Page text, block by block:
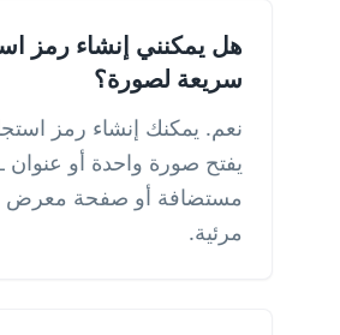
هل يمكنني إنشاء رمز
سريعة لصورة؟
نعم. يمكنك إنشاء رمز
مستضافة أو صفحة معرض
مرئية.